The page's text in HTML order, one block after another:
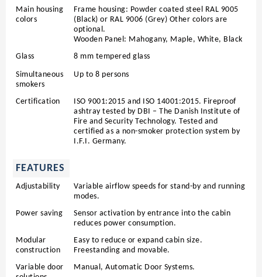
Main housing
colors
Frame housing: Powder coated steel RAL 9005
(Black) or RAL 9006 (Grey) Other colors are
optional.
Wooden Panel: Mahogany, Maple, White, Black
Glass
8 mm tempered glass
Simultaneous
smokers
Up to 8 persons
Certification
ISO 9001:2015 and ISO 14001:2015. Fireproof
ashtray tested by DBI – The Danish Institute of
Fire and Security Technology. Tested and
certified as a non-smoker protection system by
I.F.I. Germany.
FEATURES
Adjustability
Variable airflow speeds for stand-by and running
modes.
Power saving
Sensor activation by entrance into the cabin
reduces power consumption.
Modular
construction
Easy to reduce or expand cabin size.
Freestanding and movable.
Variable door
Manual, Automatic Door Systems.